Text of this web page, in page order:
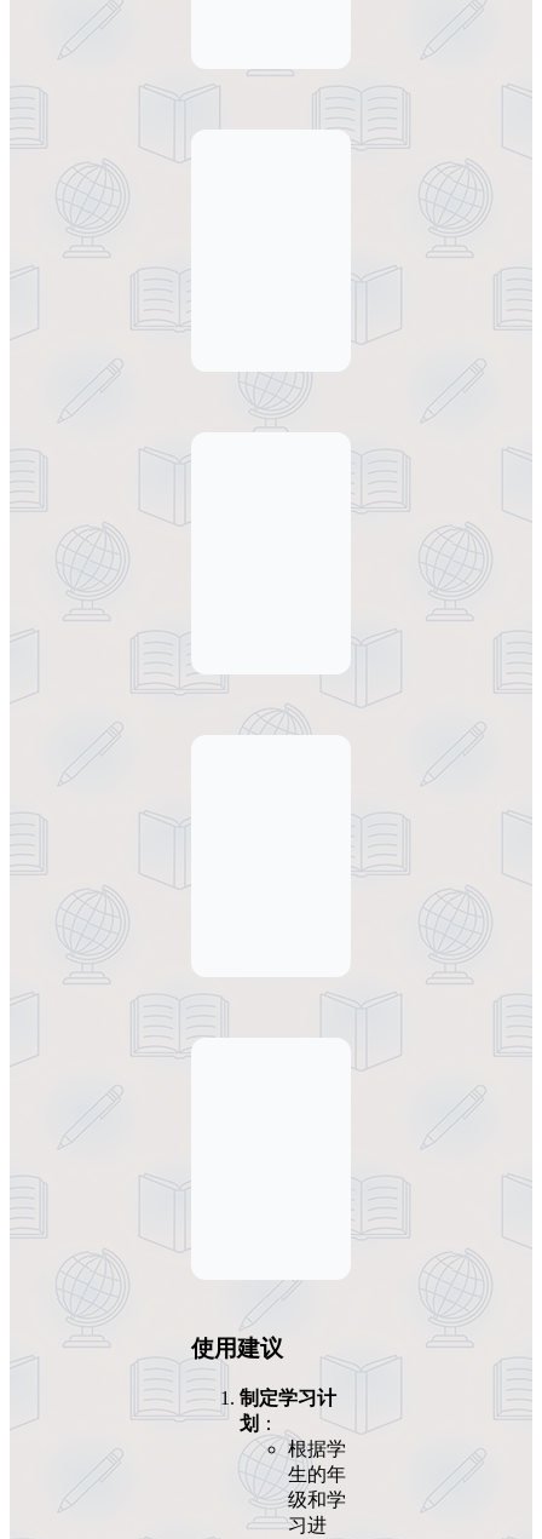
使用建议
制定学习计
划 ：
根据学
生的年
级和学
习进